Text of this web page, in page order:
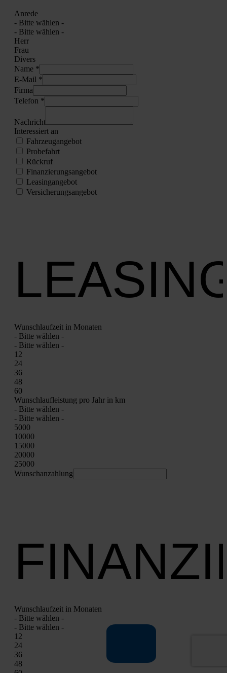
Anre­de
- Bit­te wäh­len -
- Bit­te wäh­len -
Herr
Frau
Divers
Name *
E‑Mail *
Fir­ma
Tele­fon *
Nach­richt
Inter­es­siert an
Fahr­zeug­an­ge­bot
Pro­be­fahrt
Rück­ruf
Finan­zie­rungs­an­ge­bot
Lea­sing­an­ge­bot
Ver­si­che­rungs­an­ge­bot
Wunsch­lauf­zeit in Mona­ten
- Bit­te wäh­len -
- Bit­te wäh­len -
12
24
36
48
60
Wunsch­lauf­leis­tung pro Jahr in km
- Bit­te wäh­len -
- Bit­te wäh­len -
5000
10000
15000
20000
25000
Wunschan­zah­lung
Wunsch­lauf­zeit in Mona­ten
- Bit­te wäh­len -
- Bit­te wäh­len -
12
24
36
48